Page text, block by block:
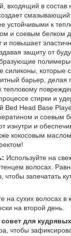
входящий в состав
устойчивыми к
и соевым белком
и повышает
защиту от
силиконы, которые
барьер, делая
тепловому
стирки и
Bed Head Base
и соевым
изнутри и
кокосовым
Используйте на
волосах.
чтобы запечатать
на сухих волосах в
на второй день.
для
чтобы